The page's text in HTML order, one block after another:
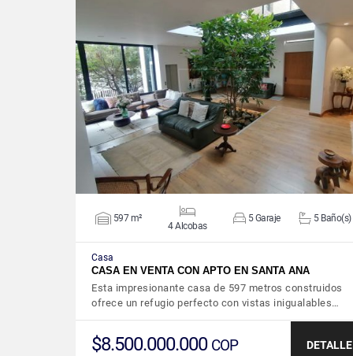
VER DETALLES
597 m²
4 Alcobas
5 Garaje 5 Baño(s)
Casa
CASA EN VENTA CON APTO EN SANTA ANA
Esta impresionante casa de 597 metros construidos
ofrece un refugio perfecto con vistas inigualables…
$8.500.000.000 COP DETALLE